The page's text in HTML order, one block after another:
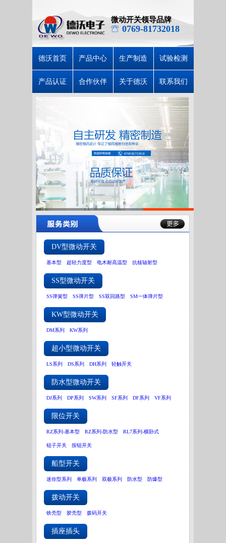
微动开关领导品牌
0769-81732018
德沃首页 产品中心 生产制造 试验检测
产品认证 合作伙伴 关于德沃 联系我们
DV型微动开关
基本型 超轻力度型 电木耐高温型 抗核辐射型
SS型微动开关
SS弹簧型 SS弹片型 SS双回路型 SM一体弹片型
KW型微动开关
DM系列 KW系列
超小型微动开关
LS系列 DS系列 DH系列 轻触开关
防水型微动开关
DJ系列 DP系列 SW系列 SF系列 DF系列 VF系列
限位开关
RZ系列-基本型 RZ系列-防水型 RL7系列-横卧式
钮子开关 按钮开关
船型开关
迷你型系列 单极系列 双极系列 防水型 防爆型
拨动开关
铁壳型 胶壳型 拨码开关
插座插头